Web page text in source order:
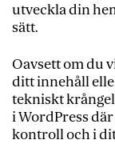
utveckla din
sätt.
Oavsett om du
ditt innehåll
tekniskt
i WordPress
kontroll och i